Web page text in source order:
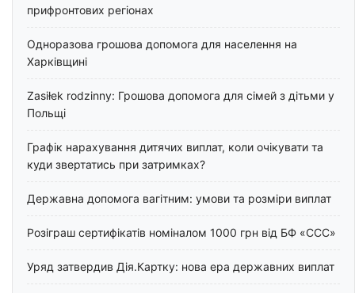
прифронтових регіонах
Одноразова грошова допомога для населення на
Харківщині
Zasiłek rodzinny: Грошова допомога для сімей з дітьми у
Польщі
Графік нарахування дитячих виплат, коли очікувати та
куди звертатись при затримках?
Державна допомога вагітним: умови та розміри виплат
Розіграш сертифікатів номіналом 1000 грн від БФ «ССС»
Уряд затвердив Дія.Картку: нова ера державних виплат